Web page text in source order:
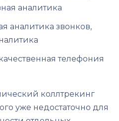
аналитика
аналитика звонков,
телефония
коллтрекинг
уже недостаточно для